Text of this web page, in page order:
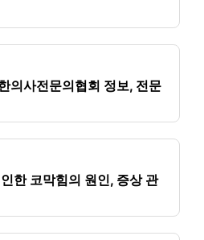
의사전문의협회 정보, 전문
한 코막힘의 원인, 증상 관